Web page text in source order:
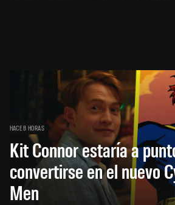
HACE 8 HORAS
Kit Connor estaría a
convertirse en el nuevo
Men